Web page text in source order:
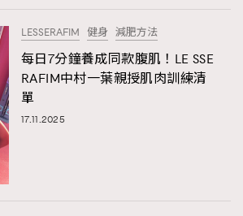
Japan | Portugal | Spain
LESSERAFIM 健身 減肥方法
每日7分鐘養成同款腹肌！LE SSE
RAFIM中村一葉親授肌肉訓練清
單
17.11.2025